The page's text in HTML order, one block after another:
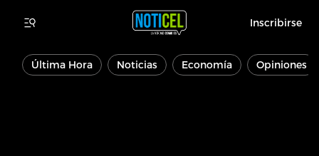
Inscribirse
Última Hora Noticias Economía Opiniones